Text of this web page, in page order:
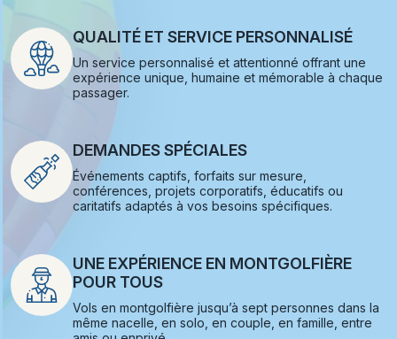
QUALITÉ ET SERVICE PERSONNALISÉ
Un service personnalisé et attentionné offrant une
expérience unique, humaine et mémorable à chaque
passager.
DEMANDES SPÉCIALES
Événements captifs, forfaits sur mesure,
conférences, projets corporatifs, éducatifs ou
caritatifs adaptés à vos besoins spécifiques.
UNE EXPÉRIENCE EN MONTGOLFIÈRE
POUR TOUS
Vols en montgolfière jusqu’à sept personnes dans la
même nacelle, en solo, en couple, en famille, entre